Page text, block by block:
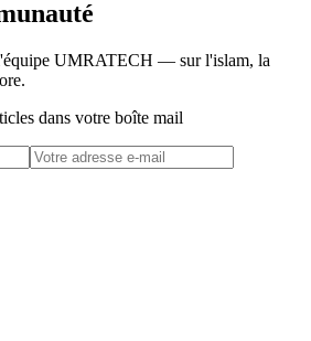
UMRATECH — sur l'islam, la
dans votre boîte mail